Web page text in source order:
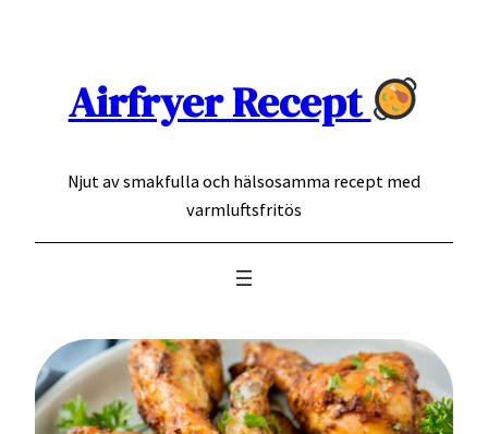
Airfryer Recept
Njut av smakfulla och hälsosamma recept med
varmluftsfritös